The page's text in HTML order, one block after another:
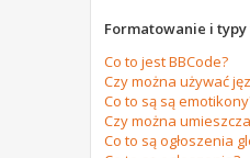
Formatowanie i
Co to jest BBCode?
Czy można używać
Co to są są
Czy można
Co to są ogłoszenia